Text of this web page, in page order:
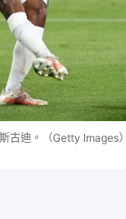
古迪。（Getty Images）